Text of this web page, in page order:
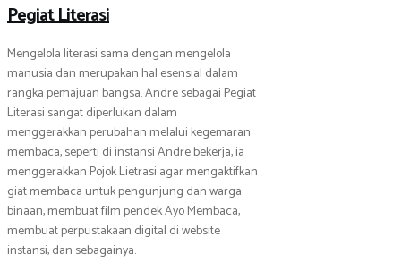
Pegiat Literasi
Mengelola literasi sama dengan mengelola
manusia dan merupakan hal esensial dalam
rangka pemajuan bangsa. Andre sebagai Pegiat
Literasi sangat diperlukan dalam
menggerakkan perubahan melalui kegemaran
membaca, seperti di instansi Andre bekerja, ia
menggerakkan Pojok Lietrasi agar mengaktifkan
giat membaca untuk pengunjung dan warga
binaan, membuat film pendek Ayo Membaca,
membuat perpustakaan digital di website
instansi, dan sebagainya.